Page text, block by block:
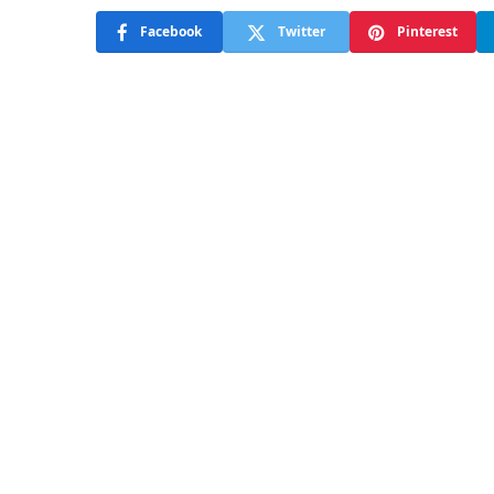
Facebook Twitter Pinterest